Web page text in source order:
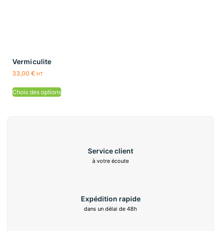
Service client
à votre écoute
Expédition rapide
dans un délai de 48h
Vermiculite
33,00 € HT
Choix des options